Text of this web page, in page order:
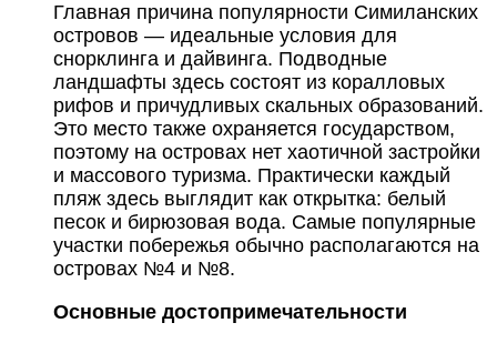
Главная причина популярности Симиланских
островов — идеальные условия для
снорклинга и дайвинга. Подводные
ландшафты здесь состоят из коралловых
рифов и причудливых скальных образований.
Это место также охраняется государством,
поэтому на островах нет хаотичной застройки
и массового туризма. Практически каждый
пляж здесь выглядит как открытка: белый
песок и бирюзовая вода. Самые популярные
участки побережья обычно располагаются на
островах №4 и №8.
Основные достопримечательности